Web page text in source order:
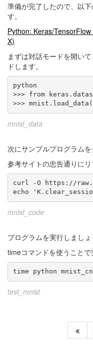
準備が完了したので、以
す。
Python: Keras/
X)
まずは対話モードを開い
ドします。
python
>>> from
>>>
mnist_data
次にサンプルプログラムを
参考サイトの忠告通りにリ
curl -O https://
echo
mnist_code
プログラムを実行しましょ
timeコマンドを使うことで
time python
test_mnist